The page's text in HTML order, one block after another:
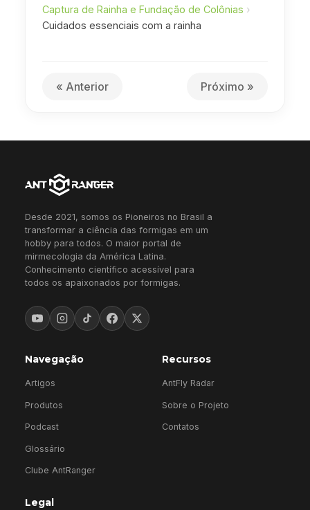
Captura de Rainha e Fundação de Colônias ›
Cuidados essenciais com a rainha
« Anterior Próximo »
Desde 2021, somos os Pioneiros no Brasil a
transformar a ciência das formigas em um
hobby para todos. O maior portal de
mirmecologia da América Latina.
Conhecimento científico acessível para
todos os apaixonados por formigas.
Navegação
Artigos
Produtos
Podcast
Glossário
Clube AntRanger
Recursos
AntFly Radar
Sobre o Projeto
Contatos
Legal